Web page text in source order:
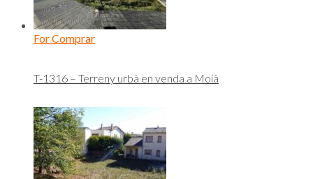
For Comprar
T-1316 – Terreny urbà en venda a Moià